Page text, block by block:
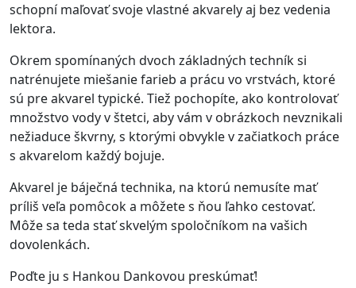
schopní maľovať svoje vlastné akvarely aj bez vedenia
lektora.
Okrem spomínaných dvoch základných techník si
natrénujete miešanie farieb a prácu vo vrstvách, ktoré
sú pre akvarel typické. Tiež pochopíte, ako kontrolovať
množstvo vody v štetci, aby vám v obrázkoch nevznikali
nežiaduce škvrny, s ktorými obvykle v začiatkoch práce
s akvarelom každý bojuje.
Akvarel je báječná technika, na ktorú nemusíte mať
príliš veľa pomôcok a môžete s ňou ľahko cestovať.
Môže sa teda stať skvelým spoločníkom na vašich
dovolenkách.
Poďte ju s Hankou Dankovou preskúmať!